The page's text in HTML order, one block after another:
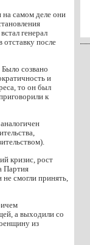
на самом деле они
генерал
после
созвано
и
то он был
к
кризис, рост
Партия
смогли принять,
а выходили со
из